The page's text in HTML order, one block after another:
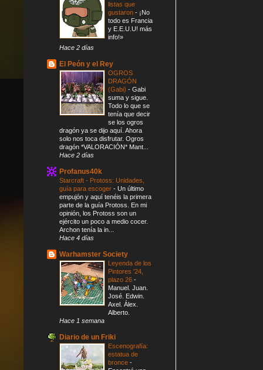
listas que
gustaron - ¡No
todo es Francia
y E.E.U.U! más
info!»
Hace 2 días
El Peón y el Rey
OGROS
DRAGÓN
(Gabi) - Gabi
suma y sigue.
Todo lo que se
tenía que decir
se los ogros
dragón ya se dijo aquí. Ahora
solo nos toca disfrutar. Ogros
dragón *VALORACIÓN* Mant...
Hace 2 días
Profanus40k
Starcraft - Protoss: Unidades,
guía para escoger - Un último
empujón y aquí tenéis la primera
parte de la guía Protoss. En mi
opinión, los Protoss son un
ejército un poco a medio cocer.
Archon tenía la in...
Hace 4 días
Warhamster Society
Leyenda de los
Pintores '24,
plazo 26 -
Manuel. Juan.
José. Edwin.
Axel. Álex.
Alberto.
Hace 1 semana
Diario de un Friki
Escenografía:
estatua de
bronce -